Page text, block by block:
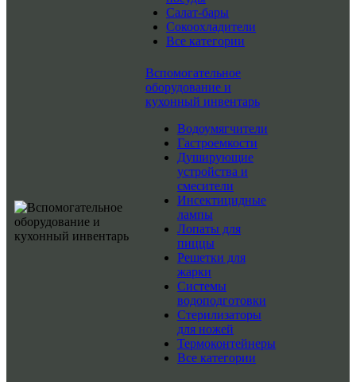
Салат-бары
Сокоохладители
Все категории
Вспомогательное
оборудование и
кухонный инвентарь
Водоумягчители
Гастроемкости
Душирующие
устройства и
смесители
Инсектицидные
лампы
Лопаты для
пиццы
Решетки для
жарки
Системы
водоподготовки
Стерилизаторы
для ножей
Термоконтейнеры
Все категории